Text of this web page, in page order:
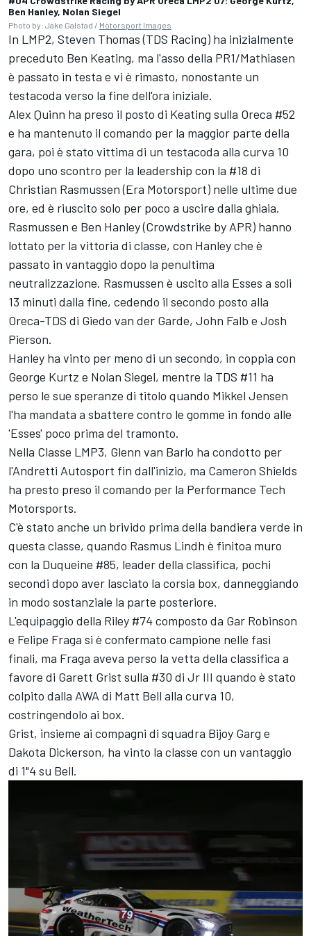
Ben Hanley, Nolan Siegel
Photo by: Jake Galstad / Motorsport Images
In LMP2, Steven Thomas (TDS Racing) ha inizialmente
preceduto Ben Keating, ma l'asso della PR1/Mathiasen
è passato in testa e vi è rimasto, nonostante un
testacoda verso la fine dell'ora iniziale.
Alex Quinn ha preso il posto di Keating sulla Oreca #52
e ha mantenuto il comando per la maggior parte della
gara, poi è stato vittima di un testacoda alla curva 10
dopo uno scontro per la leadership con la #18 di
Christian Rasmussen (Era Motorsport) nelle ultime due
ore, ed è riuscito solo per poco a uscire dalla ghiaia.
Rasmussen e Ben Hanley (Crowdstrike by APR) hanno
lottato per la vittoria di classe, con Hanley che è
passato in vantaggio dopo la penultima
neutralizzazione. Rasmussen è uscito alla Esses a soli
13 minuti dalla fine, cedendo il secondo posto alla
Oreca-TDS di Giedo van der Garde, John Falb e Josh
Pierson.
Hanley ha vinto per meno di un secondo, in coppia con
George Kurtz e Nolan Siegel, mentre la TDS #11 ha
perso le sue speranze di titolo quando Mikkel Jensen
l'ha mandata a sbattere contro le gomme in fondo alle
'Esses' poco prima del tramonto.
Nella Classe LMP3, Glenn van Barlo ha condotto per
l'Andretti Autosport fin dall'inizio, ma Cameron Shields
ha presto preso il comando per la Performance Tech
Motorsports.
C'è stato anche un brivido prima della bandiera verde in
questa classe, quando Rasmus Lindh è finitoa muro
con la Duqueine #85, leader della classifica, pochi
secondi dopo aver lasciato la corsia box, danneggiando
in modo sostanziale la parte posteriore.
L'equipaggio della Riley #74 composto da Gar Robinson
e Felipe Fraga si è confermato campione nelle fasi
finali, ma Fraga aveva perso la vetta della classifica a
favore di Garett Grist sulla #30 di Jr III quando è stato
colpito dalla AWA di Matt Bell alla curva 10,
costringendolo ai box.
Grist, insieme ai compagni di squadra Bijoy Garg e
Dakota Dickerson, ha vinto la classe con un vantaggio
di 1"4 su Bell.